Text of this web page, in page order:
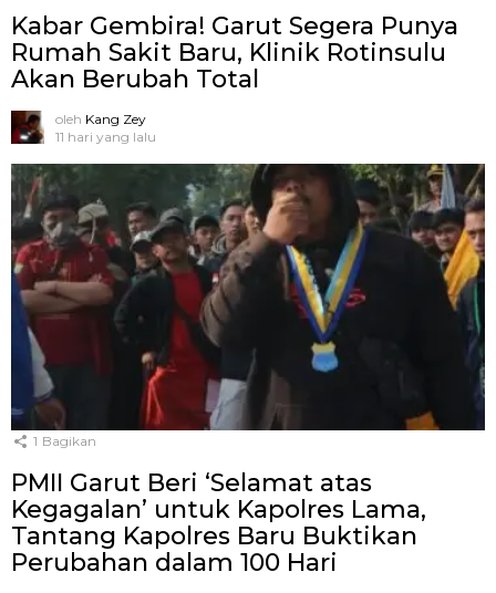
Kabar Gembira! Garut Segera Punya
Rumah Sakit Baru, Klinik Rotinsulu
Akan Berubah Total
oleh Kang Zey
11 hari yang lalu
1 Bagikan
PMII Garut Beri ‘Selamat atas
Kegagalan’ untuk Kapolres Lama,
Tantang Kapolres Baru Buktikan
Perubahan dalam 100 Hari